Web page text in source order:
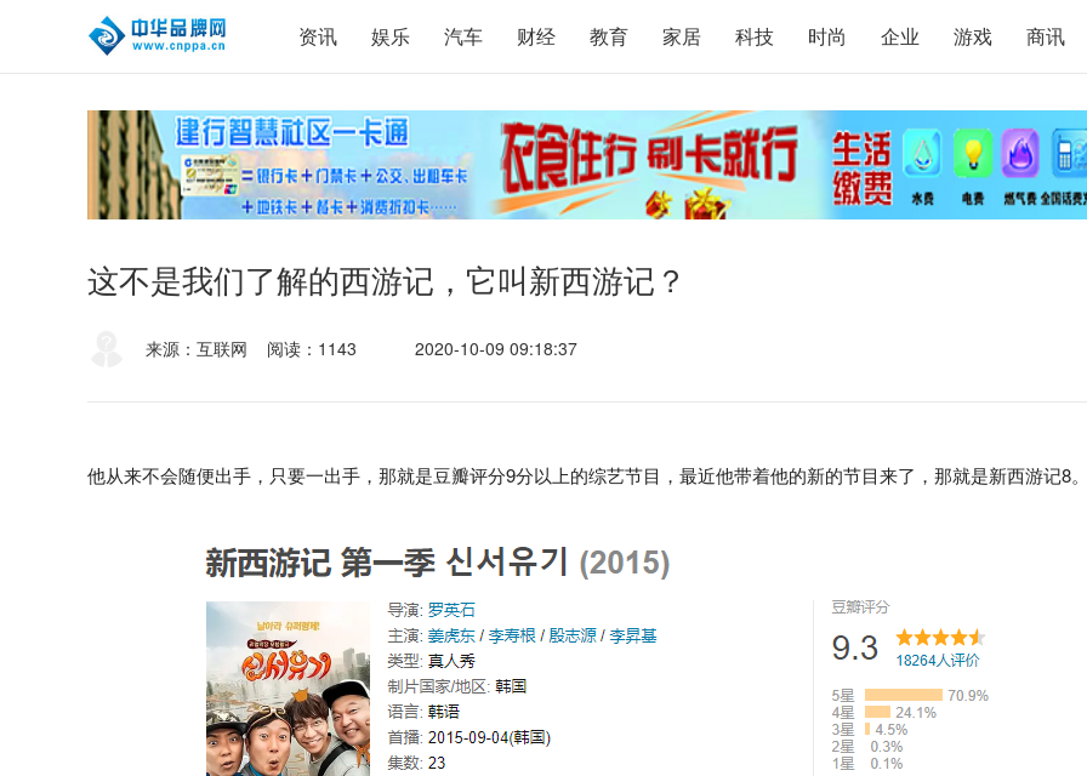
资讯 娱乐 汽车 财经 教育 家居 科技 时尚 企业 游戏 商讯
这不是我们了解的西游记，它叫新西游记？
来源：互联网 阅读：1143 2020-10-09 09:18:37
他从来不会随便出手，只要一出手，那就是豆瓣评分9分以上的综艺节目，最近他带着他的新的节目来了，那就是新西游记8